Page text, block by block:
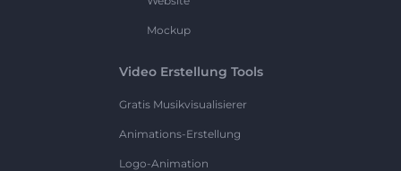
Mockup
Video Erstellung Tools
Gratis Musikvisualisierer
Animations-Erstellung
Logo-Animation